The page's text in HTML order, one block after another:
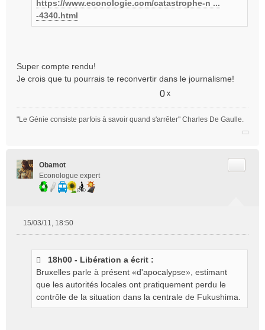
https://www.econologie.com/catastrophe-n ...
-4340.html
Super compte rendu!
Je crois que tu pourrais te reconvertir dans le journalisme!
0 x
"Le Génie consiste parfois à savoir quand s'arrêter" Charles De Gaulle.
Obamot
Econologue expert
15/03/11, 18:50
18h00 - Libération a écrit :
Bruxelles parle à présent «d'apocalypse», estimant
que les autorités locales ont pratiquement perdu le
contrôle de la situation dans la centrale de Fukushima.